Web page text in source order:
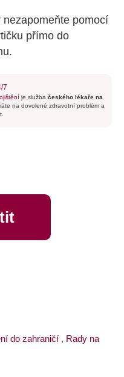
pomocí
přímo do
7
je služba českého lékaře na
na dovolené zdravotní problém a
do zahraničí , Rady na